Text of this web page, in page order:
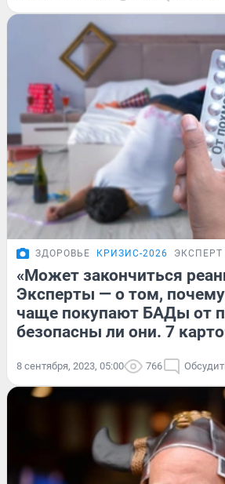
ЗДОРОВЬЕ КРИЗИС-2026 ЭКСПЕРТ
«Может закончиться
Эксперты — о том,
чаще покупают БАДы от
безопасны ли они. 7
8 сентября, 2023, 05:00 766